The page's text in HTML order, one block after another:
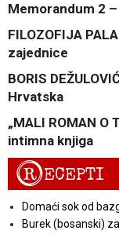
Memorandum 2
FILOZOFIJA
zajednice
BORIS
Hrvatska
„MALI ROMAN O
intimna knjiga
RECEPTI
Domaći sok od
Burek (bosanski)